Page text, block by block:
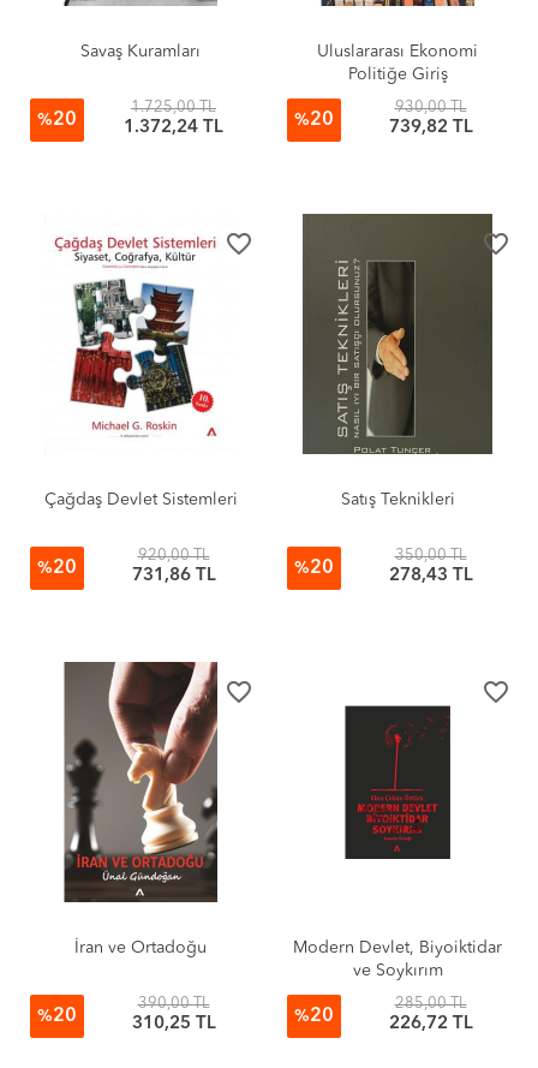
Savaş Kuramları
%20
1.725,00 TL
1.372,24 TL
Uluslararası Ekonomi
Politiğe Giriş
%20
930,00 TL
739,82 TL
favorite_border
Çağdaş Devlet Sistemleri
%20
920,00 TL
731,86 TL
favorite_border
Satış Teknikleri
%20
350,00 TL
278,43 TL
favorite_border
İran ve Ortadoğu
%20
390,00 TL
310,25 TL
favorite_border
Modern Devlet, Biyoiktidar
ve Soykırım
%20
285,00 TL
226,72 TL